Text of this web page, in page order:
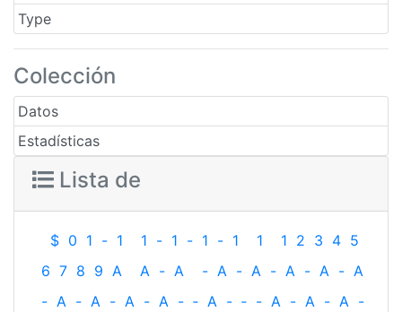
Type
Colección
Datos
Estadísticas
Lista de
$ 0 1 - 1 1 - 1 - 1 - 1 1 1 2 3 4 5
6 7 8 9 A A - A - A - A - A - A - A
- A - A - A - A - ‐ A - ‐ - A - A - A -